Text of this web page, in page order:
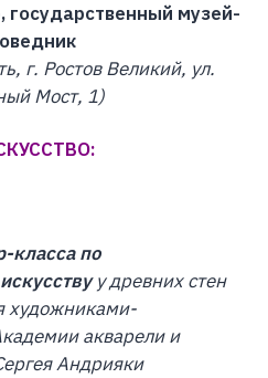
государственный музей-
г. Ростов Великий, ул.
Мост, 1)
класса по
у древних стен
художниками-
акварели и
Андрияки